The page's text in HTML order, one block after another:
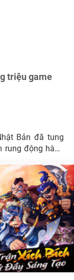
triệu game
Bản đã tung
động hàng